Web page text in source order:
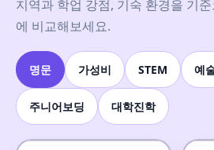
지역과 학업 강점, 기숙 환경을 기
에 비교해보세요.
명문 가성비 STEM 예
주니어보딩 대학진학